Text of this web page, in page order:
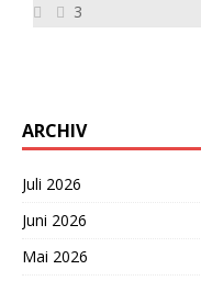
3
ARCHIV
Juli 2026
Juni 2026
Mai 2026